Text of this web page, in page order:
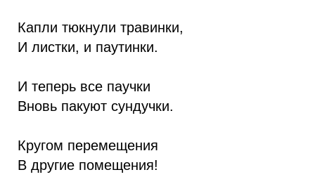
Капли тюкнули травинки,
И листки, и паутинки.
И теперь все паучки
Вновь пакуют сундучки.
Кругом перемещения
В другие помещения!